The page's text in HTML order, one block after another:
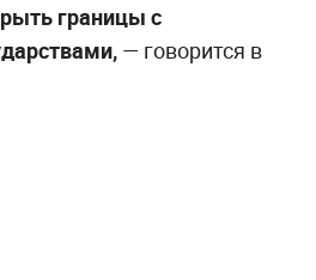
границы с
— говорится в